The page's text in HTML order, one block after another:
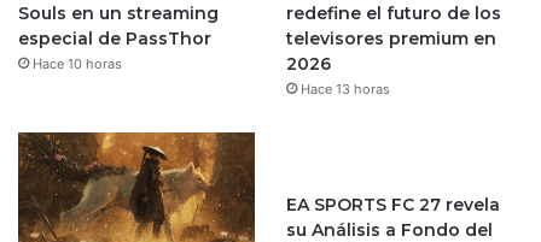
Souls en un streaming
especial de PassThor
Hace 10 horas
redefine el futuro de los
televisores premium en
2026
Hace 13 horas
EA SPORTS FC 27 revela
su Análisis a Fondo del